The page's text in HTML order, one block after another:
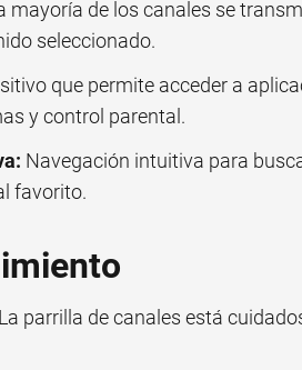
mayoría de los canales se
seleccionado.
que permite acceder a
y control parental.
Navegación intuitiva para
favorito.
parrilla de canales está